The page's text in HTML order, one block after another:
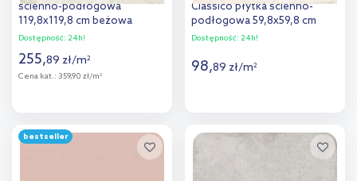
ścienno-podłogowa
119,8x119,8 cm beżowa
Dostępność: 24h!
255,89 zł/m2
Cena kat.: 359,90 zł/m2
Dodaj do
Classico płytka ścienno-
podłogowa 59,8x59,8 cm
kremowa
Dostępność: 24h!
98,89 zł/m2
bestseller